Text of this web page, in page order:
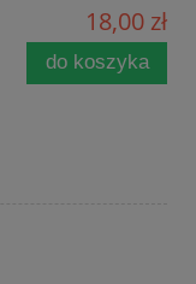
18,00 zł
do koszyka